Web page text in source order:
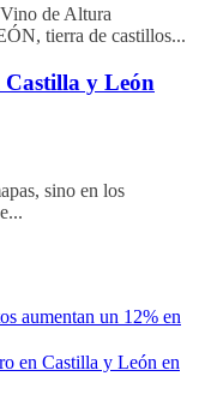
de Altura
tierra de castillos...
Castilla y León
sino en los
aumentan un 12% en
en Castilla y León en